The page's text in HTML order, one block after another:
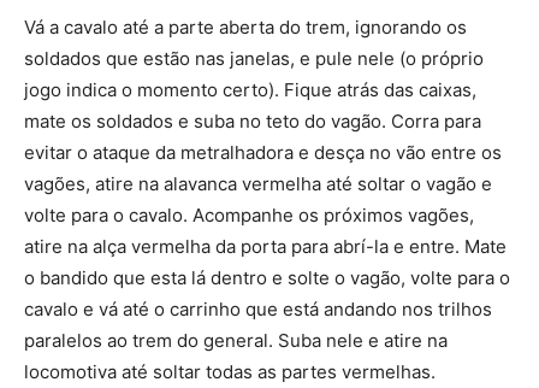
Vá a cavalo até a parte aberta do trem, ignorando os
soldados que estão nas janelas, e pule nele (o próprio
jogo indica o momento certo). Fique atrás das caixas,
mate os soldados e suba no teto do vagão. Corra para
evitar o ataque da metralhadora e desça no vão entre os
vagões, atire na alavanca vermelha até soltar o vagão e
volte para o cavalo. Acompanhe os próximos vagões,
atire na alça vermelha da porta para abrí-la e entre. Mate
o bandido que esta lá dentro e solte o vagão, volte para o
cavalo e vá até o carrinho que está andando nos trilhos
paralelos ao trem do general. Suba nele e atire na
locomotiva até soltar todas as partes vermelhas.